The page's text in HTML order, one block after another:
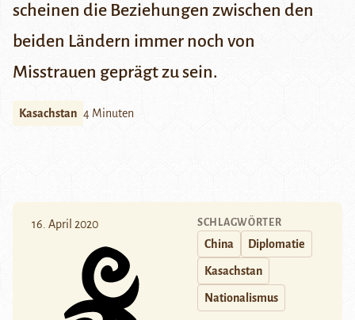
scheinen die Beziehungen zwischen den
beiden Ländern immer noch von
Misstrauen geprägt zu sein.
Kasachstan 4 Minuten
16. April 2020 SCHLAGWÖRTER
China Diplomatie
Kasachstan
Nationalismus